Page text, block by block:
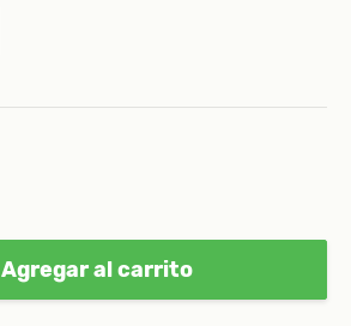
Agregar al carrito